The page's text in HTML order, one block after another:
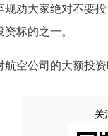
劝大家绝对不要
标的之一。
航空公司的大额投
关